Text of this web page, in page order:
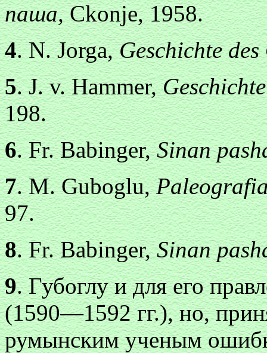
паша,Ckonje, 1958.
4. N. Jorga,Geschichte
5. J. v. Hammer,
198.
6. Fr. Babinger,Sinan
7. M. Guboglu,
97.
8. Fr. Babinger,Sinan
9. Губоглу и для его
(1590—1592 гг.), но,
румынским ученым